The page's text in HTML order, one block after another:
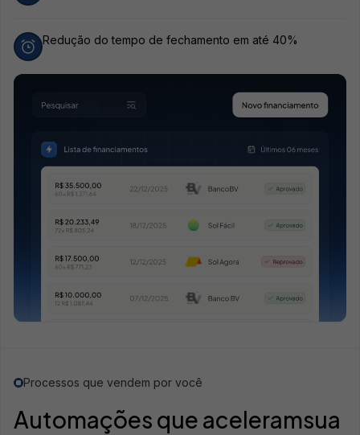
Redução do tempo de fechamento em até 40%
Processos que vendem por você
Automações que aceleramsua